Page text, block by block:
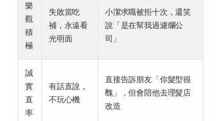
樂
觀
積
極
失敗當吃
補，永遠看
光明面
小潔求職被拒十次，還笑
說「是在幫我過濾爛公
司」
誠
實
直
率
有話直說，
不玩心機
直接告訴朋友「你髮型很
醜」，但會陪他去理髮店
改造